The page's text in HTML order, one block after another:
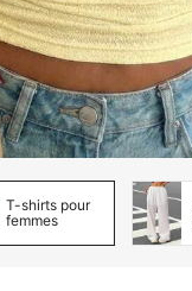
T-shirts pour
femmes